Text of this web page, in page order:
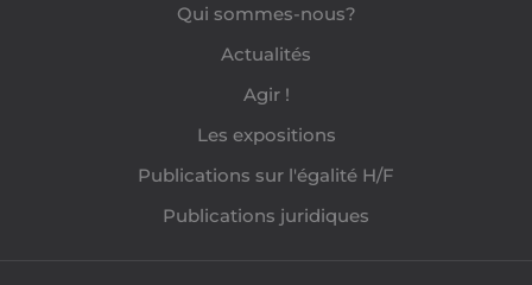
Qui sommes-nous?
Actualités
Agir !
Les expositions
Publications sur l'égalité H/F
Publications juridiques